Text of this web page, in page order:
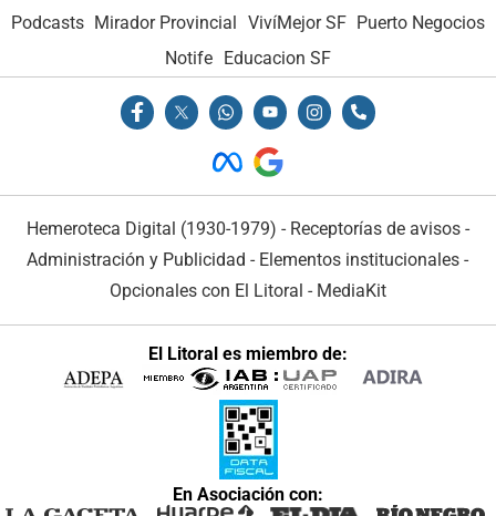
Podcasts Mirador Provincial VivíMejor SF Puerto Negocios
Notife
Educacion SF
Hemeroteca Digital (1930-1979) - Receptorías de avisos -
Administración y Publicidad - Elementos institucionales -
Opcionales con El Litoral - MediaKit
El Litoral es miembro de:
En Asociación con: